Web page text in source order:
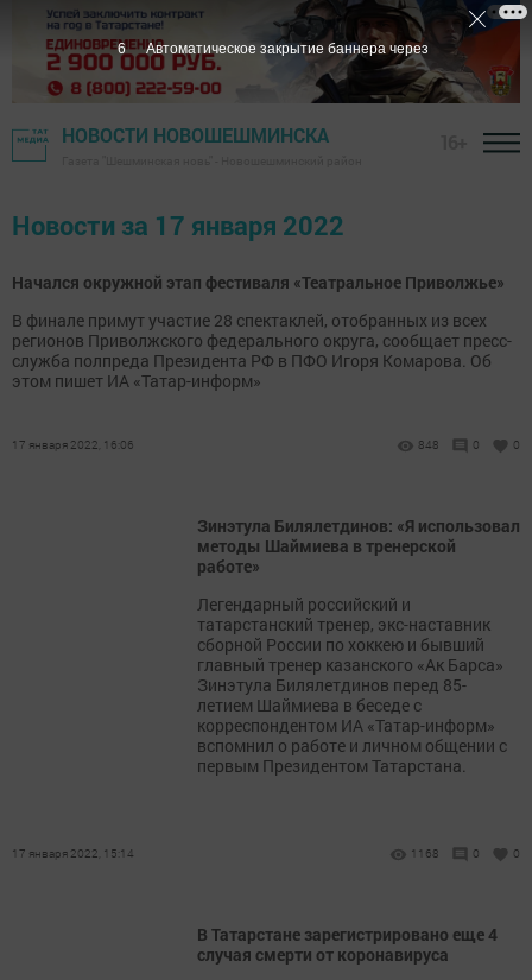
НОВОСТИ НОВОШЕШМИНСКА
Новости за 17 января 2022
Начался окружной этап фестиваля «Театральное Приволжье»
В финале примут участие 28 спектаклей, отобранных из всех
регионов Приволжского федерального округа, сообщает пресс-
служба полпреда Президента РФ в ПФО Игоря Комарова. Об
этом пишет ИА «Татар-информ»
17 января 2022, 16:06 848 0 0
Зинэтула Билялетдинов: «Я использовал
методы Шаймиева в тренерской
работе»
Легендарный российский и
татарстанский тренер, экс-наставник
сборной России по хоккею и бывший
главный тренер казанского «Ак Барса»
Зинэтула Билялетдинов перед 85-
летием Шаймиева в беседе с
корреспондентом ИА «Татар-информ»
вспомнил о работе и личном общении с
первым Президентом Татарстана.
17 января 2022, 15:14 1168 0 0
В Татарстане зарегистрировано еще 4
случая смерти от коронавируса
6 Автоматическое закрытие баннера через